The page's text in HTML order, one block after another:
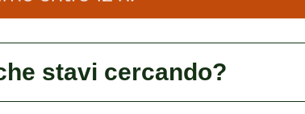
stavi cercando?